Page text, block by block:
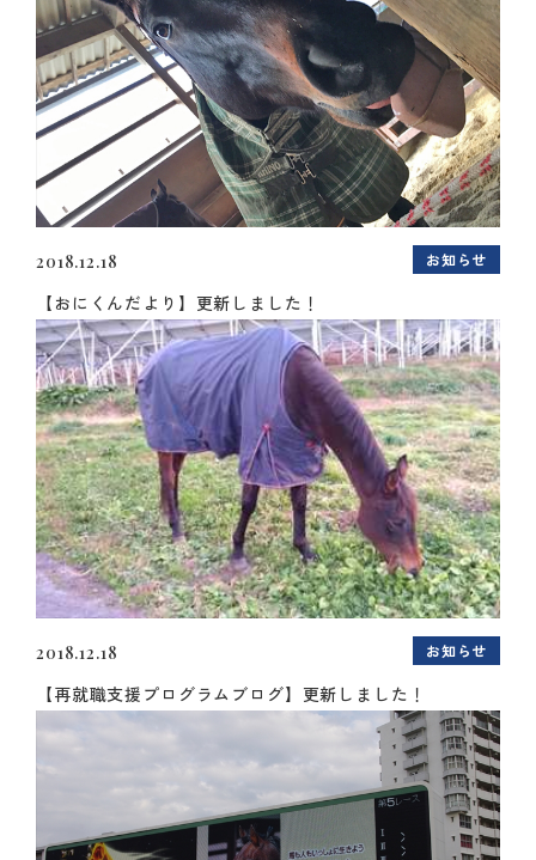
2018.12.18 お知らせ
【おにくんだより】更新しました！
2018.12.18 お知らせ
【再就職支援プログラムブログ】更新しました！